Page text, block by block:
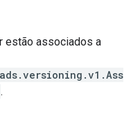
estão associados a
.